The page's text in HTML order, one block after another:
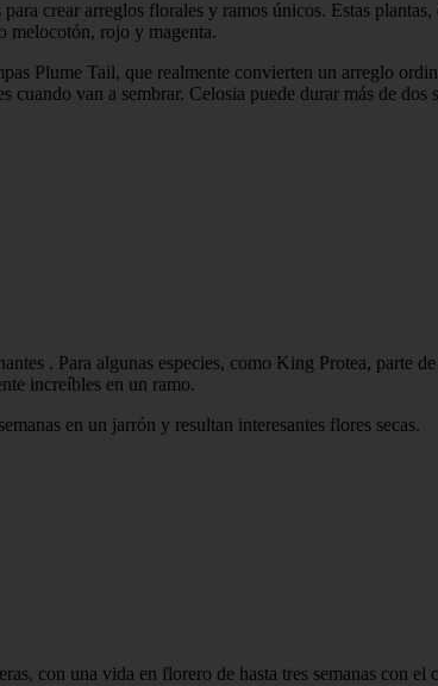
crear arreglos florales y ramos únicos. Estas plantas,
melocotón, rojo y magenta.
Plume Tail, que realmente convierten un arreglo
van a sembrar. Celosia puede durar más de dos
. Para algunas especies, como King Protea, parte
increíbles en un ramo.
en un jarrón y resultan interesantes flores secas.
con una vida en florero de hasta tres semanas con el